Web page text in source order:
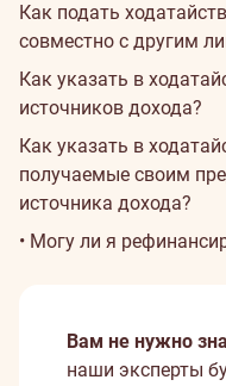
Как подать
совместно с другим
Как указать в
источников дохода?
Как указать в
получаемые своим
источника дохода?
• Могу ли я
Вам не нужно
наши эксперты